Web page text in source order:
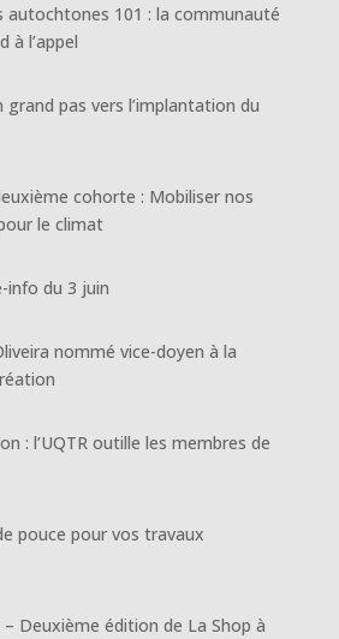
autochtones 101 : la communauté
à l’appel
grand pas vers l’implantation du
cohorte : Mobiliser nos
le climat
info du 3 juin
nommé vice-doyen à la
: l’UQTR outille les membres de
pouce pour vos travaux
Deuxième édition de La Shop à